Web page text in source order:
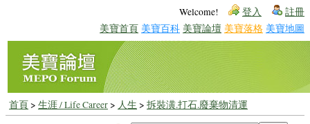
Welcome! 登入 註冊
美寶首頁 美寶百科 美寶論壇 美寶落格 美寶地圖
首頁> 生涯 / Life Career> 人生 > 拆裝潢.打石.廢棄物清運